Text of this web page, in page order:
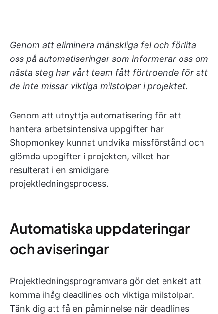
Genom att eliminera mänskliga fel och förlita
oss på automatiseringar som informerar oss om
nästa steg har vårt team fått förtroende för att
de inte missar viktiga milstolpar i projektet.
Genom att utnyttja automatisering för att
hantera arbetsintensiva uppgifter har
Shopmonkey kunnat undvika missförstånd och
glömda uppgifter i projekten, vilket har
resulterat i en smidigare
projektledningsprocess.
Automatiska uppdateringar
och aviseringar
Projektledningsprogramvara gör det enkelt att
komma ihåg deadlines och viktiga milstolpar.
Tänk dig att få en påminnelse när deadlines